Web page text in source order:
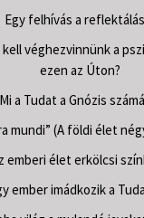
Egy felhívás a
véghezvinnünk a
ezen az Úton?
Mi a Tudat a Gnózis
mundi” (A földi élet
emberi élet erkölcsi
ember imádkozik a